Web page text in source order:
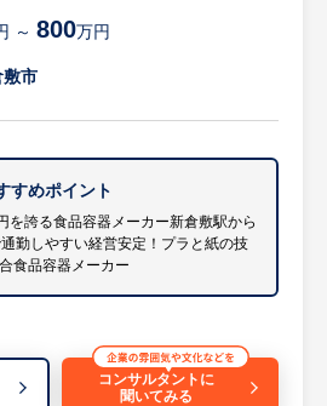
時間は月10時間程度、転勤もあり
財務戦略の構築といった専門性の
分に活かせるポジションです。
は…】
化
ュリティ対策の立案・実施
プデスク対応・サポート
ついて：システム管理者1名、ベ
の活躍・今後の事業ビジョン・こ
～ 800万円
敷市
すめポイント
を誇る食品容器メーカー新倉敷駅から
勤しやすい経営安定！プラと紙の技
食品容器メーカー
コンサルタントに
聞いてみる